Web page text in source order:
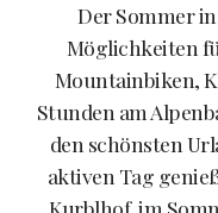
Der Sommer
Möglichkeiten
Mountainbiken,
Stunden am
den schönsten
aktiven Tag